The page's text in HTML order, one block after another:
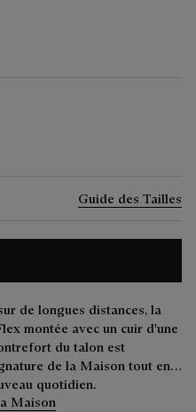
Guide des Tailles
de longues distances, la
montée avec un cuir d'une
du talon est
de la Maison tout en
quotidien.
Maison